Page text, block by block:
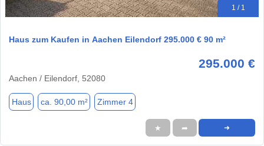
1 / 1
Haus zum Kaufen in Aachen Eilendorf 295.000 € 90 m²
295.000 €
Aachen / Eilendorf, 52080
Haus ca. 90,00 m² Zimmer 4
★ ➦ ➜